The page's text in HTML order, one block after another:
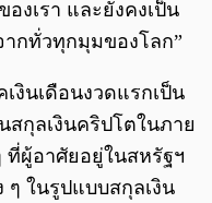
งเรา และยังคงเป็น
กทั่วทุกมุมของโลก”
งินเดือนงวดแรกเป็น
สกุลเงินคริปโตในภาย
ที่ผู้อาศัยอยู่ในสหรัฐฯ
ในรูปแบบสกุลเงิน